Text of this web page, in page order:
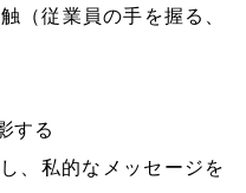
（従業員の手を握る、
する
、私的なメッセージを